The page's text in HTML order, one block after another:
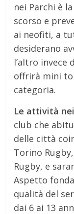
nei Parchi è
scorso e
ai neofiti, a
desiderano
l’altro invece
offrirà mini
categoria.
Le attività
club che
delle città
Torino
Rugby, e
Aspetto
qualità del
dai 6 ai 13